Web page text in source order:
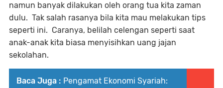
namun banyak dilakukan oleh orang tua kita zaman
dulu. Tak salah rasanya bila kita mau melakukan tips
seperti ini. Caranya, belilah celengan seperti saat
anak-anak kita biasa menyisihkan uang jajan
sekolahan.
Baca Juga : Pengamat Ekonomi Syariah: